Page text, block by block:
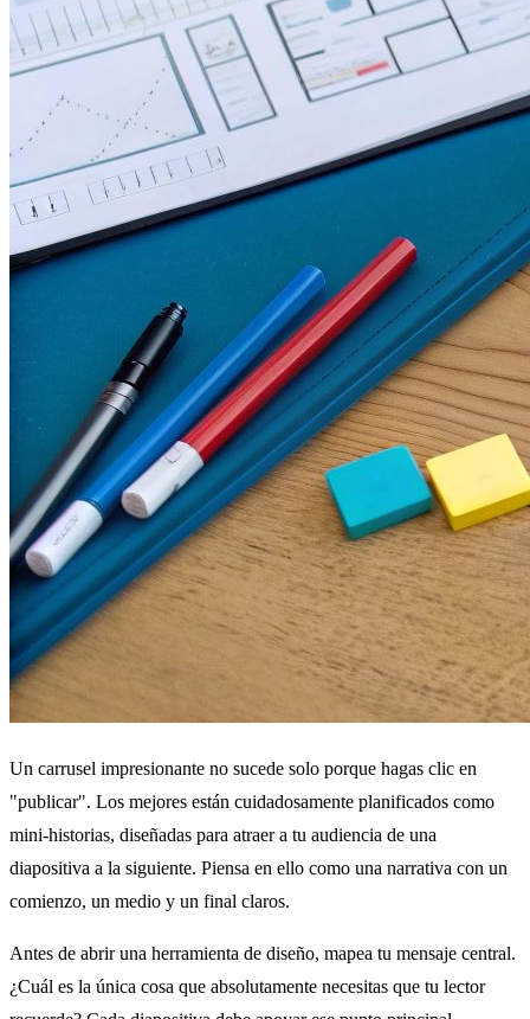
Un carrusel impresionante no sucede solo porque hagas clic en
"publicar". Los mejores están cuidadosamente planificados como
mini-historias, diseñadas para atraer a tu audiencia de una
diapositiva a la siguiente. Piensa en ello como una narrativa con un
comienzo, un medio y un final claros.
Antes de abrir una herramienta de diseño, mapea tu mensaje central.
¿Cuál es la única cosa que absolutamente necesitas que tu lector